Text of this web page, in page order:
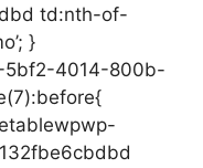
td:nth-of-
}
5bf2-4014-800b-